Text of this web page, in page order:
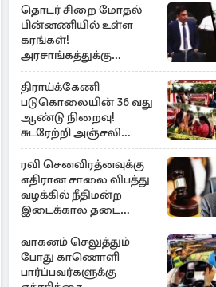
தொடர் சிறை மோதல்
பின்னணியில் உள்ள
கரங்கள்!
அரசாங்கத்துக்கு
கிடைத்த புலனாய்வு
தகவல்
திராய்க்கேணி
படுகொலையின் 36 வது
ஆண்டு நிறைவு!
சுடரேற்றி அஞ்சலி
செலுத்திய மக்கள்
ரவி செனவிரத்னவுக்கு
எதிரான சாலை விபத்து
வழக்கில் நீதிமன்ற
இடைக்கால தடை
உத்தரவு!
வாகனம் செலுத்தும்
போது காணொளி
பார்ப்பவர்களுக்கு